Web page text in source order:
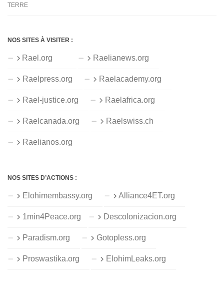
TERRE
NOS SITES À VISITER :
Rael.org Raelianews.org
Raelpress.org Raelacademy.org
Rael-justice.org Raelafrica.org
Raelcanada.org Raelswiss.ch
Raelianos.org
NOS SITES D’ACTIONS :
Elohimembassy.org Alliance4ET.org
1min4Peace.org Descolonizacion.org
Paradism.org Gotopless.org
Proswastika.org ElohimLeaks.org